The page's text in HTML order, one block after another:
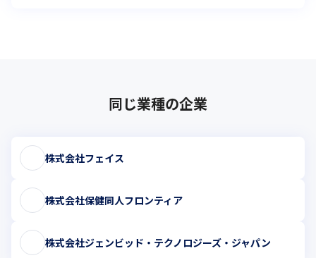
同じ業種の企業
株式会社フェイス
株式会社保健同人フロンティア
株式会社ジェンビッド・テクノロジーズ・ジャパン